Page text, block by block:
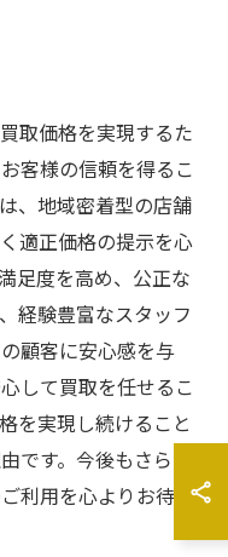
取価格を実現するた
客様の信頼を得るこ
、地域密着型の店舗
適正価格の提示を心
足度を高め、公正な
経験豊富なスタッフ
顧客に安心感を与
して買取を任せるこ
を実現し続けること
です。今後もさらな
利用を心よりお待ち